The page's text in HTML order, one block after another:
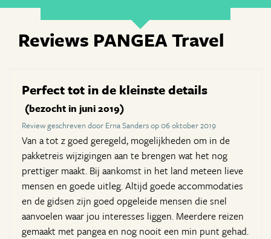
Reviews PANGEA Travel
Perfect tot in de kleinste details
(bezocht in juni 2019)
Review geschreven door Erna Sanders op 06 oktober 2019
Van a tot z goed geregeld, mogelijkheden om in de
pakketreis wijzigingen aan te brengen wat het nog
prettiger maakt. Bij aankomst in het land meteen lieve
mensen en goede uitleg. Altijd goede accommodaties
en de gidsen zijn goed opgeleide mensen die snel
aanvoelen waar jou interesses liggen. Meerdere reizen
gemaakt met pangea en nog nooit een min punt gehad.